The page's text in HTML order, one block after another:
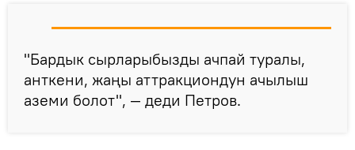
"Бардык сырларыбызды ачпай туралы,
анткени, жаңы аттракциондун ачылыш
аземи болот", — деди Петров.